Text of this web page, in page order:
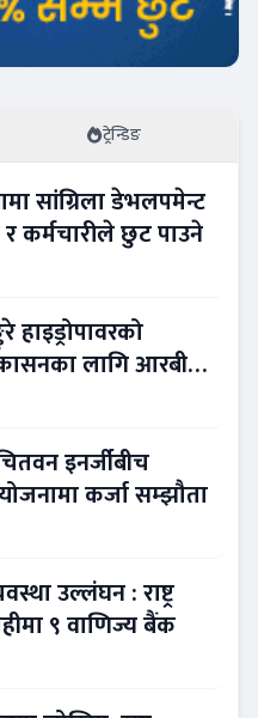
ट्रेन्डिङ
सांग्रिला डेभलपमेन्ट
कर्मचारीले छुट पाउने
हाइड्रोपावरको
लागि आरबीबी
इनर्जीबीच
कर्जा सम्झौता
उल्लंघन : राष्ट्र
९ वाणिज्य बैंक